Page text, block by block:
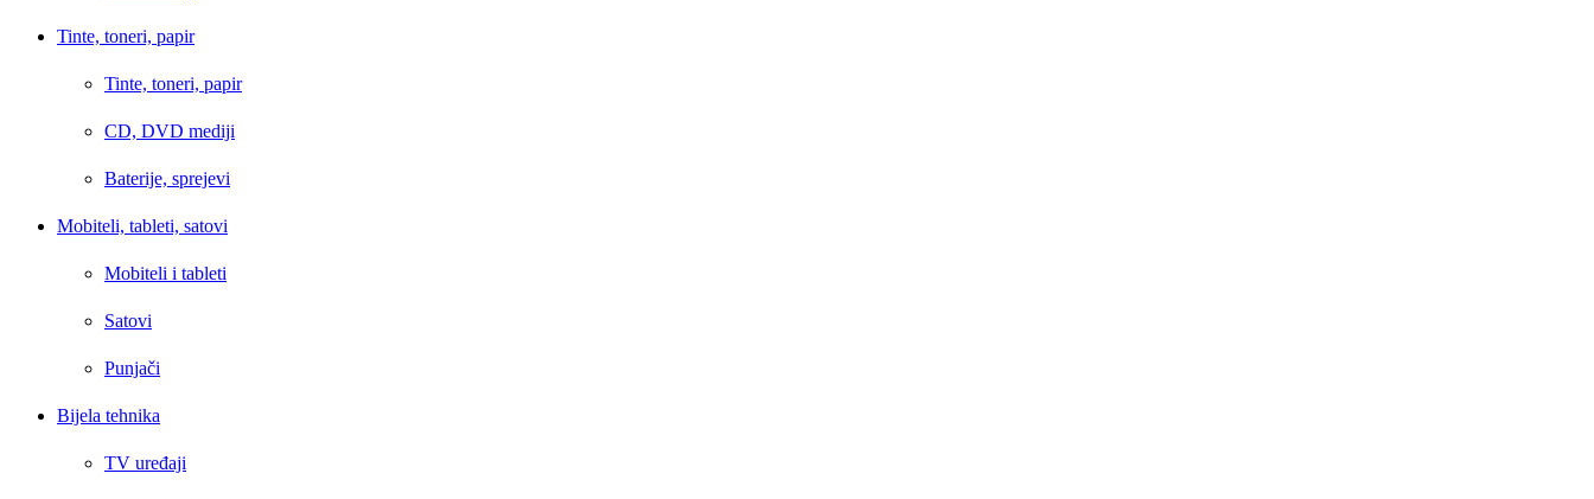
Tinte, toneri, papir
Tinte, toneri, papir
CD, DVD mediji
Baterije, sprejevi
Mobiteli, tableti, satovi
Mobiteli i tableti
Satovi
Punjači
Bijela tehnika
TV uređaji